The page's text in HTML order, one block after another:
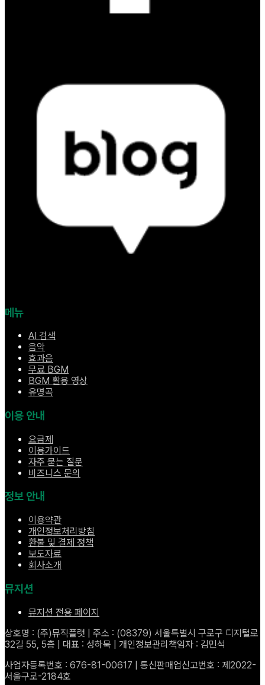
메뉴
AI 검색
음악
효과음
무료 BGM
BGM 활용 영상
유명곡
이용 안내
요금제
이용가이드
자주 묻는 질문
비즈니스 문의
정보 안내
이용약관
개인정보처리방침
환불 및 결제 정책
보도자료
회사소개
뮤지션
뮤지션 전용 페이지
상호명 : (주)뮤직플랫 | 주소 : (08379) 서울특별시 구로구 디지털로
32길 55, 5층 | 대표 : 성하묵 | 개인정보관리책임자 : 김민석
사업자등록번호 : 676-81-00617 | 통신판매업신고번호 : 제2022-
서울구로-2184호